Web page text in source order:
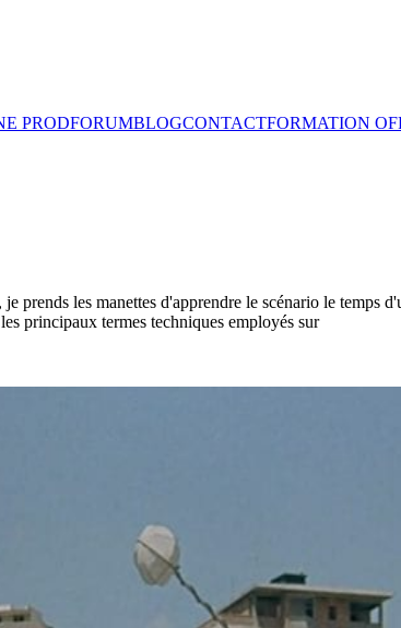
PRODFORUMBLOGCONTACTFORMATION
prends les manettes d'apprendre le scénario le temps
principaux termes techniques employés sur